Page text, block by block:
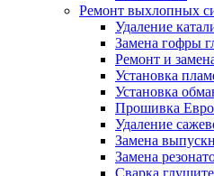
Ремонт выхлопных
Удаление
Замена гофры
Ремонт и
Установка
Установка
Прошивка
Удаление
Замена
Замена
Сварка